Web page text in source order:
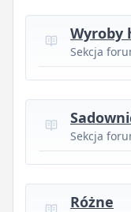
Wyroby
Sekcja
Sekcja
Różne